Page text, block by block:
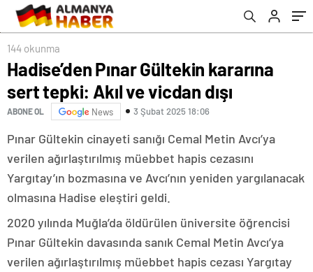
144 okunma
Hadise’den Pınar Gültekin kararına
sert tepki: Akıl ve vicdan dışı
ABONE OL News 3 Şubat 2025 18:06
Pınar Gültekin cinayeti sanığı Cemal Metin Avcı’ya
verilen ağırlaştırılmış müebbet hapis cezasını
Yargıtay’ın bozmasına ve Avcı’nın yeniden yargılanacak
olmasına Hadise eleştiri geldi.
2020 yılında Muğla’da öldürülen üniversite öğrencisi
Pınar Gültekin davasında sanık Cemal Metin Avcı’ya
verilen ağırlaştırılmış müebbet hapis cezası Yargıtay